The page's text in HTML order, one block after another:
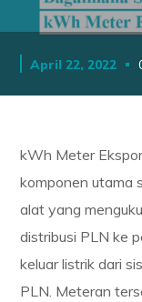
April 22, 2022
kWh Meter
komponen utama
alat yang
distribusi PLN ke
keluar listrik dari
PLN. Meteran